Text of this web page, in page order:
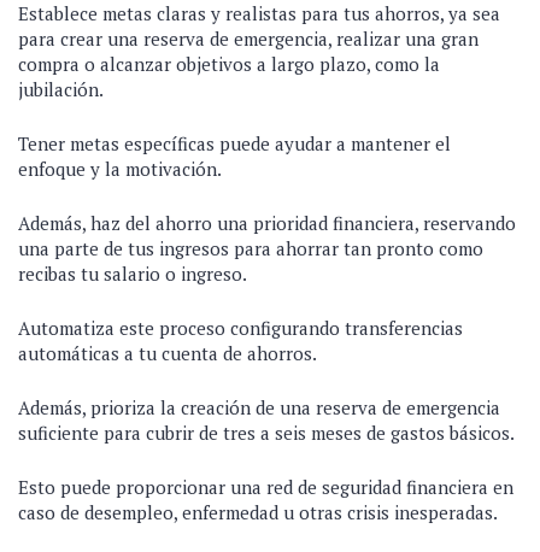
Establece metas claras y realistas para tus ahorros, ya sea
para crear una reserva de emergencia, realizar una gran
compra o alcanzar objetivos a largo plazo, como la
jubilación.
Tener metas específicas puede ayudar a mantener el
enfoque y la motivación.
Además, haz del ahorro una prioridad financiera, reservando
una parte de tus ingresos para ahorrar tan pronto como
recibas tu salario o ingreso.
Automatiza este proceso configurando transferencias
automáticas a tu cuenta de ahorros.
Además, prioriza la creación de una reserva de emergencia
suficiente para cubrir de tres a seis meses de gastos básicos.
Esto puede proporcionar una red de seguridad financiera en
caso de desempleo, enfermedad u otras crisis inesperadas.